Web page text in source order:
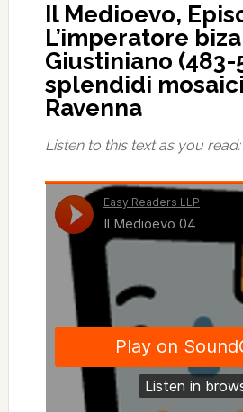
Il Medioevo,
L’imperatore
Giustiniano (483-
splendidi
Ravenna
Listen to this text as you read: